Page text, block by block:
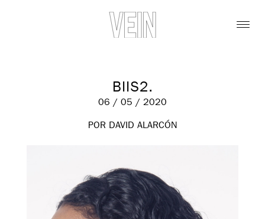
BIIS2.
06 / 05 / 2020
POR DAVID ALARCÓN